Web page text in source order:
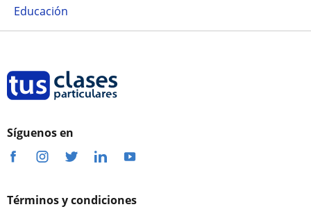
Educación
Síguenos en
Términos y condiciones